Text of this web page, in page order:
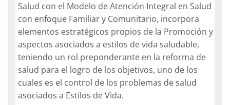
Salud con el Modelo de Atención Integral en Salud
con enfoque Familiar y Comunitario, incorpora
elementos estratégicos propios de la Promoción y
aspectos asociados a estilos de vida saludable,
teniendo un rol preponderante en la reforma de
salud para el logro de los objetivos, uno de los
cuales es el control de los problemas de salud
asociados a Estilos de Vida.